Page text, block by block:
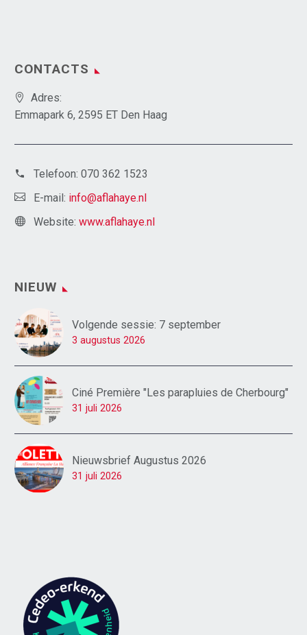
CONTACTS
Adres:
Emmapark 6, 2595 ET Den Haag
Telefoon: 070 362 1523
E-mail: info@aflahaye.nl
Website: www.aflahaye.nl
NIEUW
Volgende sessie: 7 september
3 augustus 2026
Ciné Première "Les parapluies de Cherbourg"
31 juli 2026
Nieuwsbrief Augustus 2026
31 juli 2026